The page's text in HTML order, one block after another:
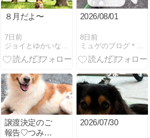
８月だよ〜
7日前
2026/08/01
8日前
譲渡決定のご
報告♡つみれ
2026/07/30